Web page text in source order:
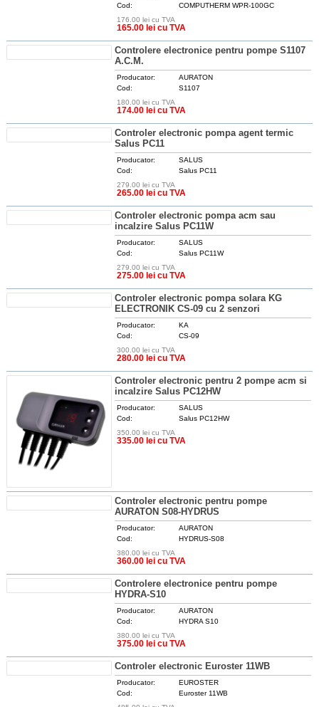
Cod:
COMPUTHERM WPR-100GC
176.00 lei cu TVA
165.00 lei cu TVA
Controlere electronice pentru pompe S1107
A.C.M.
Producator:
AURATON
Cod:
S1107
180.00 lei cu TVA
174.00 lei cu TVA
Controler electronic pompa agent termic
Salus PC11
Producator:
SALUS
Cod:
Salus PC11
279.00 lei cu TVA
265.00 lei cu TVA
Controler electronic pompa acm sau
incalzire Salus PC11W
Producator:
SALUS
Cod:
Salus PC11W
279.00 lei cu TVA
275.00 lei cu TVA
Controler electronic pompa solara KG
ELECTRONIK CS-09 cu 2 senzori
Producator:
KA
Cod:
CS-09
300.00 lei cu TVA
280.00 lei cu TVA
Controler electronic pentru 2 pompe acm si
incalzire Salus PC12HW
Producator:
SALUS
Cod:
Salus PC12HW
350.00 lei cu TVA
335.00 lei cu TVA
Controler electronic pentru pompe
AURATON S08-HYDRUS
Producator:
AURATON
Cod:
HYDRUS-S08
380.00 lei cu TVA
360.00 lei cu TVA
Controlere electronice pentru pompe
HYDRA-S10
Producator:
AURATON
Cod:
HYDRA S10
380.00 lei cu TVA
375.00 lei cu TVA
Controler electronic Euroster 11WB
Producator:
EUROSTER
Cod:
Euroster 11WB